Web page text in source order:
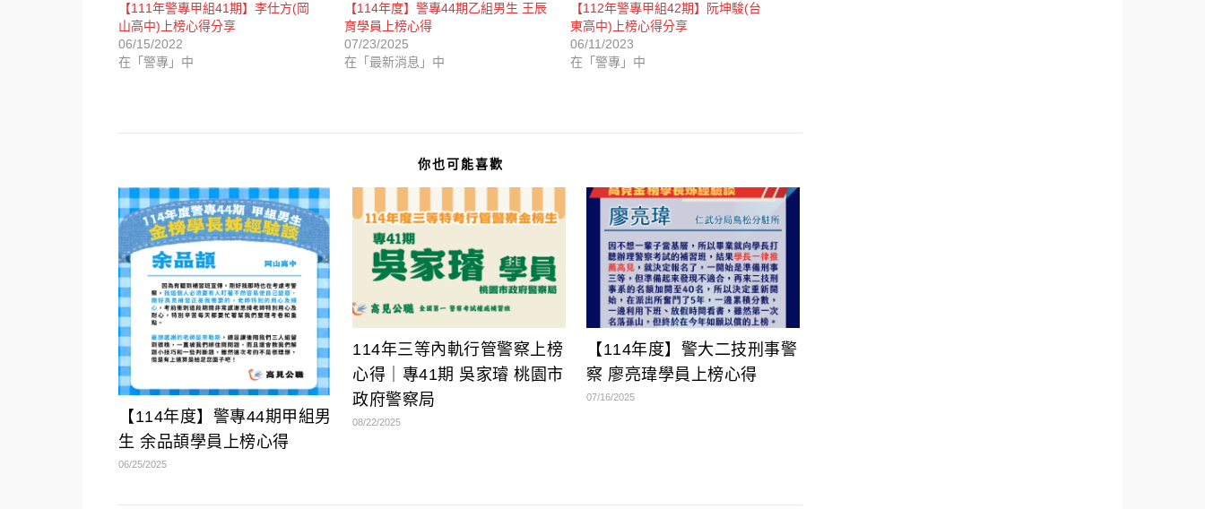
【111年警專甲組41期】李仕方(岡
山高中)上榜心得分享
06/15/2022
在「警專」中
【114年度】警專44期乙組男生 王辰
育學員上榜心得
07/23/2025
在「最新消息」中
【112年警專甲組42期】阮坤駿(台
東高中)上榜心得分享
06/11/2023
在「警專」中
你也可能喜歡
【114年度】警專44期甲組男
生 余品頡學員上榜心得
06/25/2025
114年三等內軌行管警察上榜
心得｜專41期 吳家璿 桃園市
政府警察局
08/22/2025
【114年度】警大二技刑事警
察 廖亮瑋學員上榜心得
07/16/2025